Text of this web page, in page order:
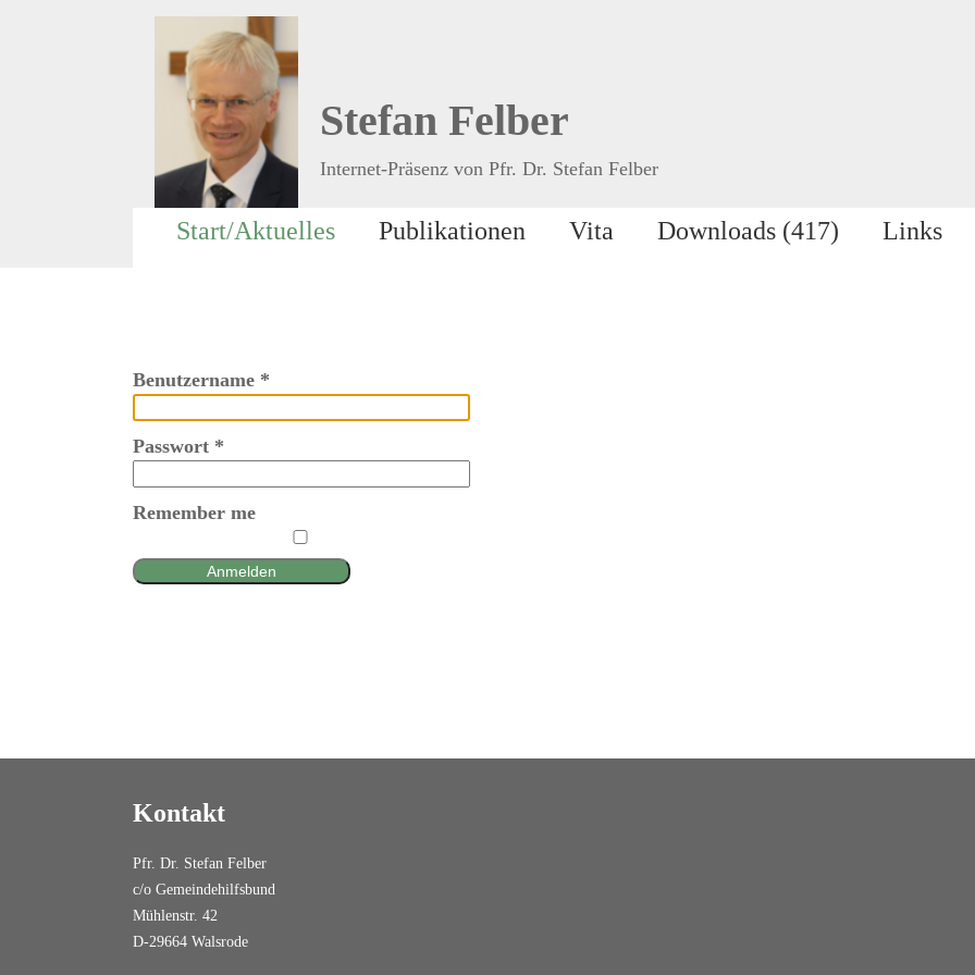
Stefan Felber
Internet-Präsenz von Pfr. Dr. Stefan Felber
Start/Aktuelles Publikationen Vita Downloads (417) Links
Benutzername *
Passwort *
Remember me
Anmelden
Kontakt
Pfr. Dr. Stefan Felber
c/o Gemeindehilfsbund
Mühlenstr. 42
D-29664 Walsrode